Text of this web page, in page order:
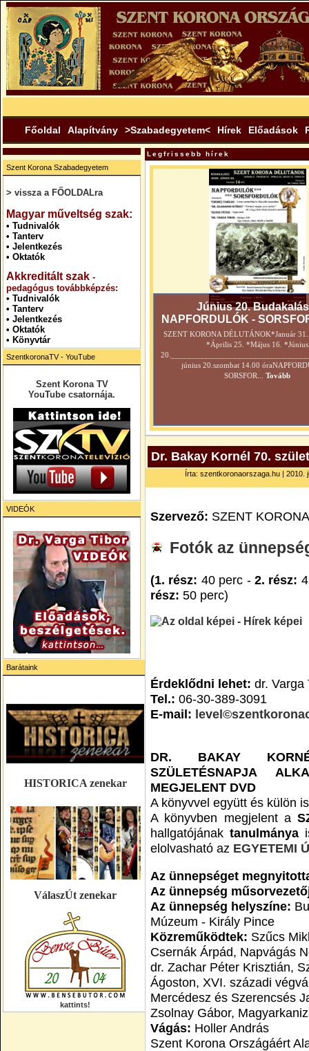
Főoldal Alapítvány >Szabadegyetem< Hírek Előadások
Szent Korona Szabadegyetem
> vissza a FŐOLDALra
Magyar műveltség szak:
• Tudnivalók
• Tanterv
• Jelentkezés
• Oktatók
Akkreditált szak -
pedagógus továbbképzés:
• Tudnivalók
• Tanterv
• Jelentkezés
• Oktatók
• Könyvtár
SzentkoronaTV - YouTube
Szent Korona TV
YouTube csatornája.
VIDEÓK
Barátaink
HISTORICA zenekar
VálaszÚt zenekar
kattints!
Legfrissebb hírek
Június 20.
NAPFORDULÓK -
SZENT KORONA DÉLUTÁNOK*Január
*Április 25. *Május 16. *Június
június 20.szombat 14.00
SORSFOR...
Tovább
Dr. Bakay Kornél 70.
Írta: szentkoronaorszaga.hu | 2010.
Szervező: SZENT
Fotók az
(1. rész: 40 perc -2. rész:
rész: 50 perc)
Érdeklődni lehet: dr. Varga
Tel.: 06-30-389-3091
E-mail:
DR. BAKAY
SZÜLETÉSNAPJA
MEGJELENT DVD
A könyvvel együtt és külön
A könyvben megjelent a
hallgatójának tanulmánya
elolvasható az EGYETEMI
Az ünnepséget
Az ünnepség
Az ünnepség helyszíne:
Múzeum - Király Pince
Közreműködtek: Szűcs
Csernák Árpád, Napvágás
dr. Zachar Péter Krisztián,
Ágoston, XVI. századi
Mercédesz és Szerencsés
Zsolnay Gábor,
Vágás: Holler András
Szent Korona Országáért